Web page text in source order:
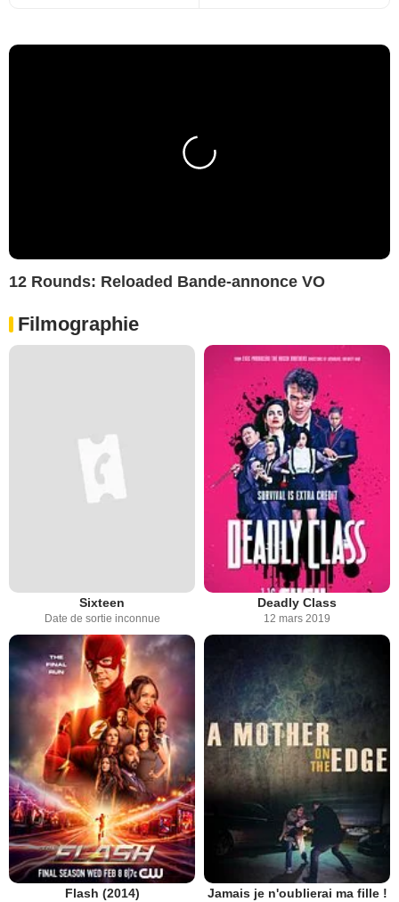
12 Rounds: Reloaded Bande-annonce VO
Filmographie
Sixteen
Date de sortie inconnue
Deadly Class
12 mars 2019
Flash (2014) Jamais je n'oublierai ma fille !